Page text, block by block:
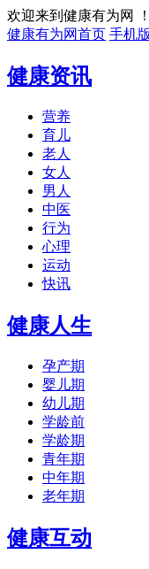
欢迎来到健康有为网 ！
健康有为网首页 手机
健康资讯
营养
育儿
老人
女人
男人
中医
行为
心理
运动
快讯
健康人生
孕产期
婴儿期
幼儿期
学龄前
学龄期
青年期
中年期
老年期
健康互动